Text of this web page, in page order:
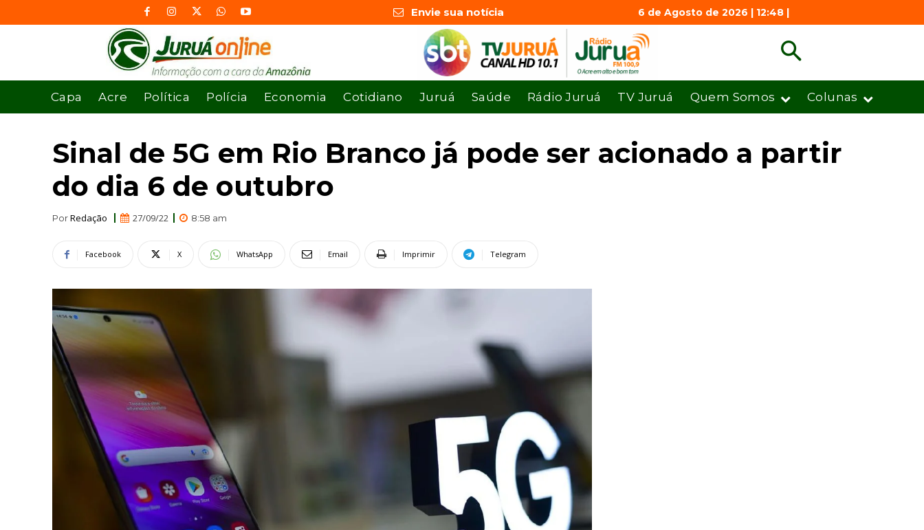
Envie sua notícia 6 de Agosto de 2026 | 12:48 |
Capa Acre Política Polícia Economia Cotidiano Juruá Saúde Rádio Juruá TV Juruá Quem Somos Colunas
Sinal de 5G em Rio Branco já pode ser acionado a partir
do dia 6 de outubro
PorRedação 27/09/22 8:58 am
Facebook X WhatsApp Email Imprimir Telegram